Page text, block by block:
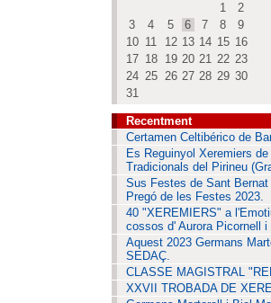
1
2
3
4 5 6 7 8
9
10 11 12 13 14 15 16
17 18 19 20 21 22 23
24 25 26 27 28 29 30
31
Recentment
Certamen Celtibérico de
Es Reguinyol Xeremiers
Tradicionals del Pirineu
Sus Festes de Sant
Pregó de les Festes 2023.
40 "XEREMIERS" a
cossos d' Aurora Picornell
Aquest 2023 Germans
SEDAÇ.
CLASSE MAGISTRAL
XXVII TROBADA DE